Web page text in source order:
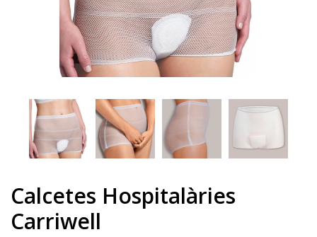
Calcetes Hospitalàries
Carriwell